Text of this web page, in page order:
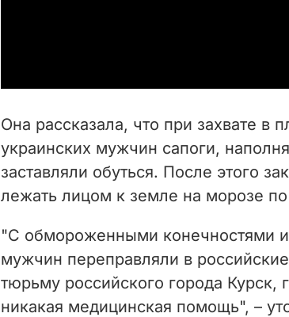
i
d
o
Она рассказала, что при захвате в
украинских мужчин сапоги,
заставляли обуться. После этого
лежать лицом к земле на морозе
"С обмороженными конечностями
мужчин переправляли в
тюрьму российского города Курск,
никакая медицинская помощь", –